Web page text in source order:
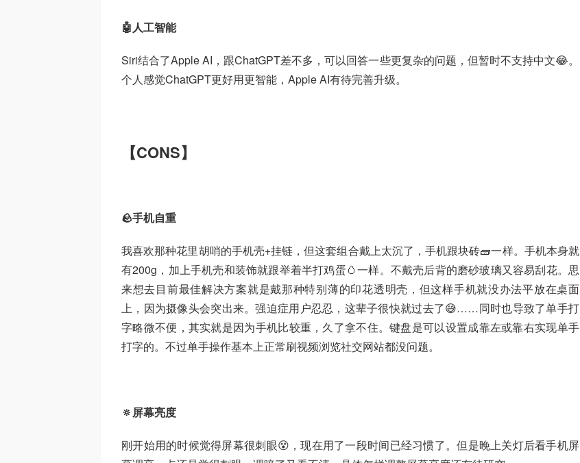
🤖人工智能
Siri结合了Apple AI，跟ChatGPT差不多，可以回答一些更复杂的问题，但暂时不支持中文😂。
个人感觉ChatGPT更好用更智能，Apple AI有待完善升级。
【CONS】
🪨手机自重
我喜欢那种花里胡哨的手机壳+挂链，但这套组合戴上太沉了，手机跟块砖🧱一样。手机本身就
有200g，加上手机壳和装饰就跟举着半打鸡蛋🥚一样。不戴壳后背的磨砂玻璃又容易刮花。思
来想去目前最佳解决方案就是戴那种特别薄的印花透明壳，但这样手机就没办法平放在桌面
上，因为摄像头会突出来。强迫症用户忍忍，这辈子很快就过去了😅……同时也导致了单手打
字略微不便，其实就是因为手机比较重，久了拿不住。键盘是可以设置成靠左或靠右实现单手
打字的。不过单手操作基本上正常刷视频浏览社交网站都没问题。
🔅屏幕亮度
刚开始用的时候觉得屏幕很刺眼😵，现在用了一段时间已经习惯了。但是晚上关灯后看手机屏